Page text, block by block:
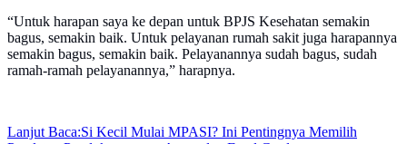
“Untuk harapan saya ke depan untuk BPJS Kesehatan semakin
bagus, semakin baik. Untuk pelayanan rumah sakit juga harapannya
semakin bagus, semakin baik. Pelayanannya sudah bagus, sudah
ramah-ramah pelayanannya,” harapnya.
Lanjut Baca:Si Kecil Mulai MPASI? Ini Pentingnya Memilih